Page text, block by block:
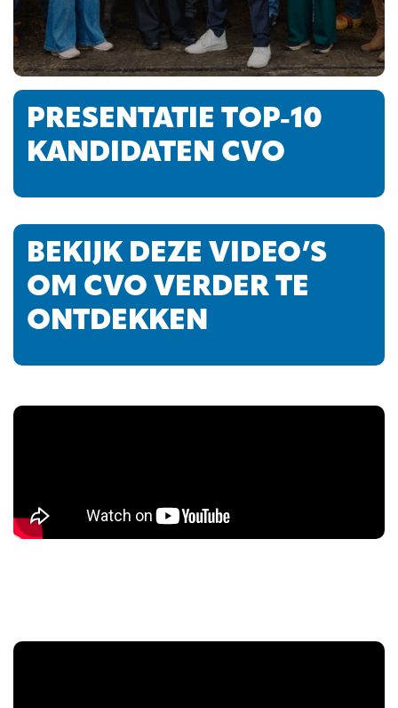
PRESENTATIE TOP-10
KANDIDATEN CVO
BEKIJK DEZE VIDEO’S
OM CVO VERDER TE
ONTDEKKEN